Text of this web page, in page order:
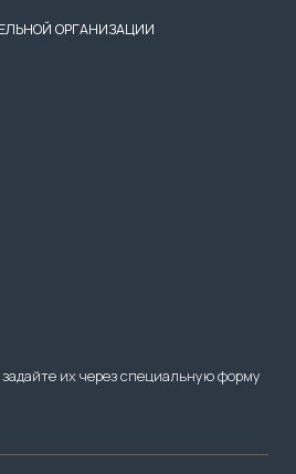
ОРГАНИЗАЦИИ
их через специальную форму